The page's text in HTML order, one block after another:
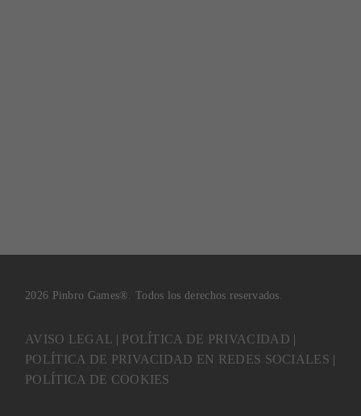
2026 Pinbro Games®. Todos los derechos reservados.
AVISO LEGAL | POLÍTICA DE PRIVACIDAD |
POLÍTICA DE PRIVACIDAD EN REDES SOCIALES |
POLÍTICA DE COOKIES